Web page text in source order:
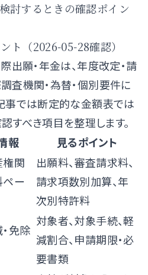
討するときの確認ポイン
ト（2026-05-28確認）
出願・年金は、年度改定・請
査機関・為替・個別要件に
事では断定的な金額表では
すべき項目を整理します。
報
見るポイント
関
ー
出願料、審査請求料、
請求項数別加算、年
次別特許料
免除
対象者、対象手続、軽
減割合、申請期限・必
要書類